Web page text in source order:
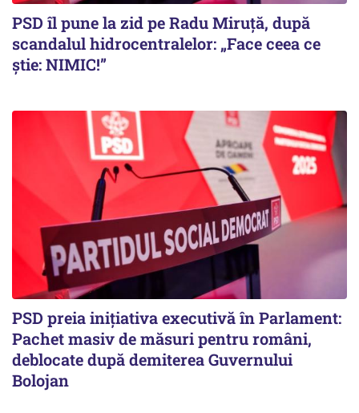
PSD îl pune la zid pe Radu Miruță, după
scandalul hidrocentralelor: „Face ceea ce
știe: NIMIC!”
PSD preia inițiativa executivă în Parlament:
Pachet masiv de măsuri pentru români,
deblocate după demiterea Guvernului
Bolojan